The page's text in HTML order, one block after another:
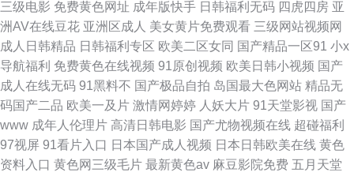
三级电影 免费黄色网址 成年版快手 日韩福利无码 四虎四房 亚
洲AV在线豆花 亚洲区成人 美女黄片免费观看 三级网站视频网
成人日韩精品 日韩福利专区 欧美二区女同 国产精品一区91 小x
导航福利 免费黄色在线视频 91原创视频 欧美日韩小视频 国产
成人在线无码 91黑料不 国产极品自拍 岛国最大色网站 精品无
码国产二品 欧美一及片 激情网婷婷 人妖大片 91天堂影视 国产
www 成年人伦理片 高清日韩电影 国产尤物视频在线 超碰福利
97视屏 91看片入口 日本国产成人视频 日本日韩欧美在线 黄色
资料入口 黄色网三级毛片 最新黄色av 麻豆影院免费 五月天堂